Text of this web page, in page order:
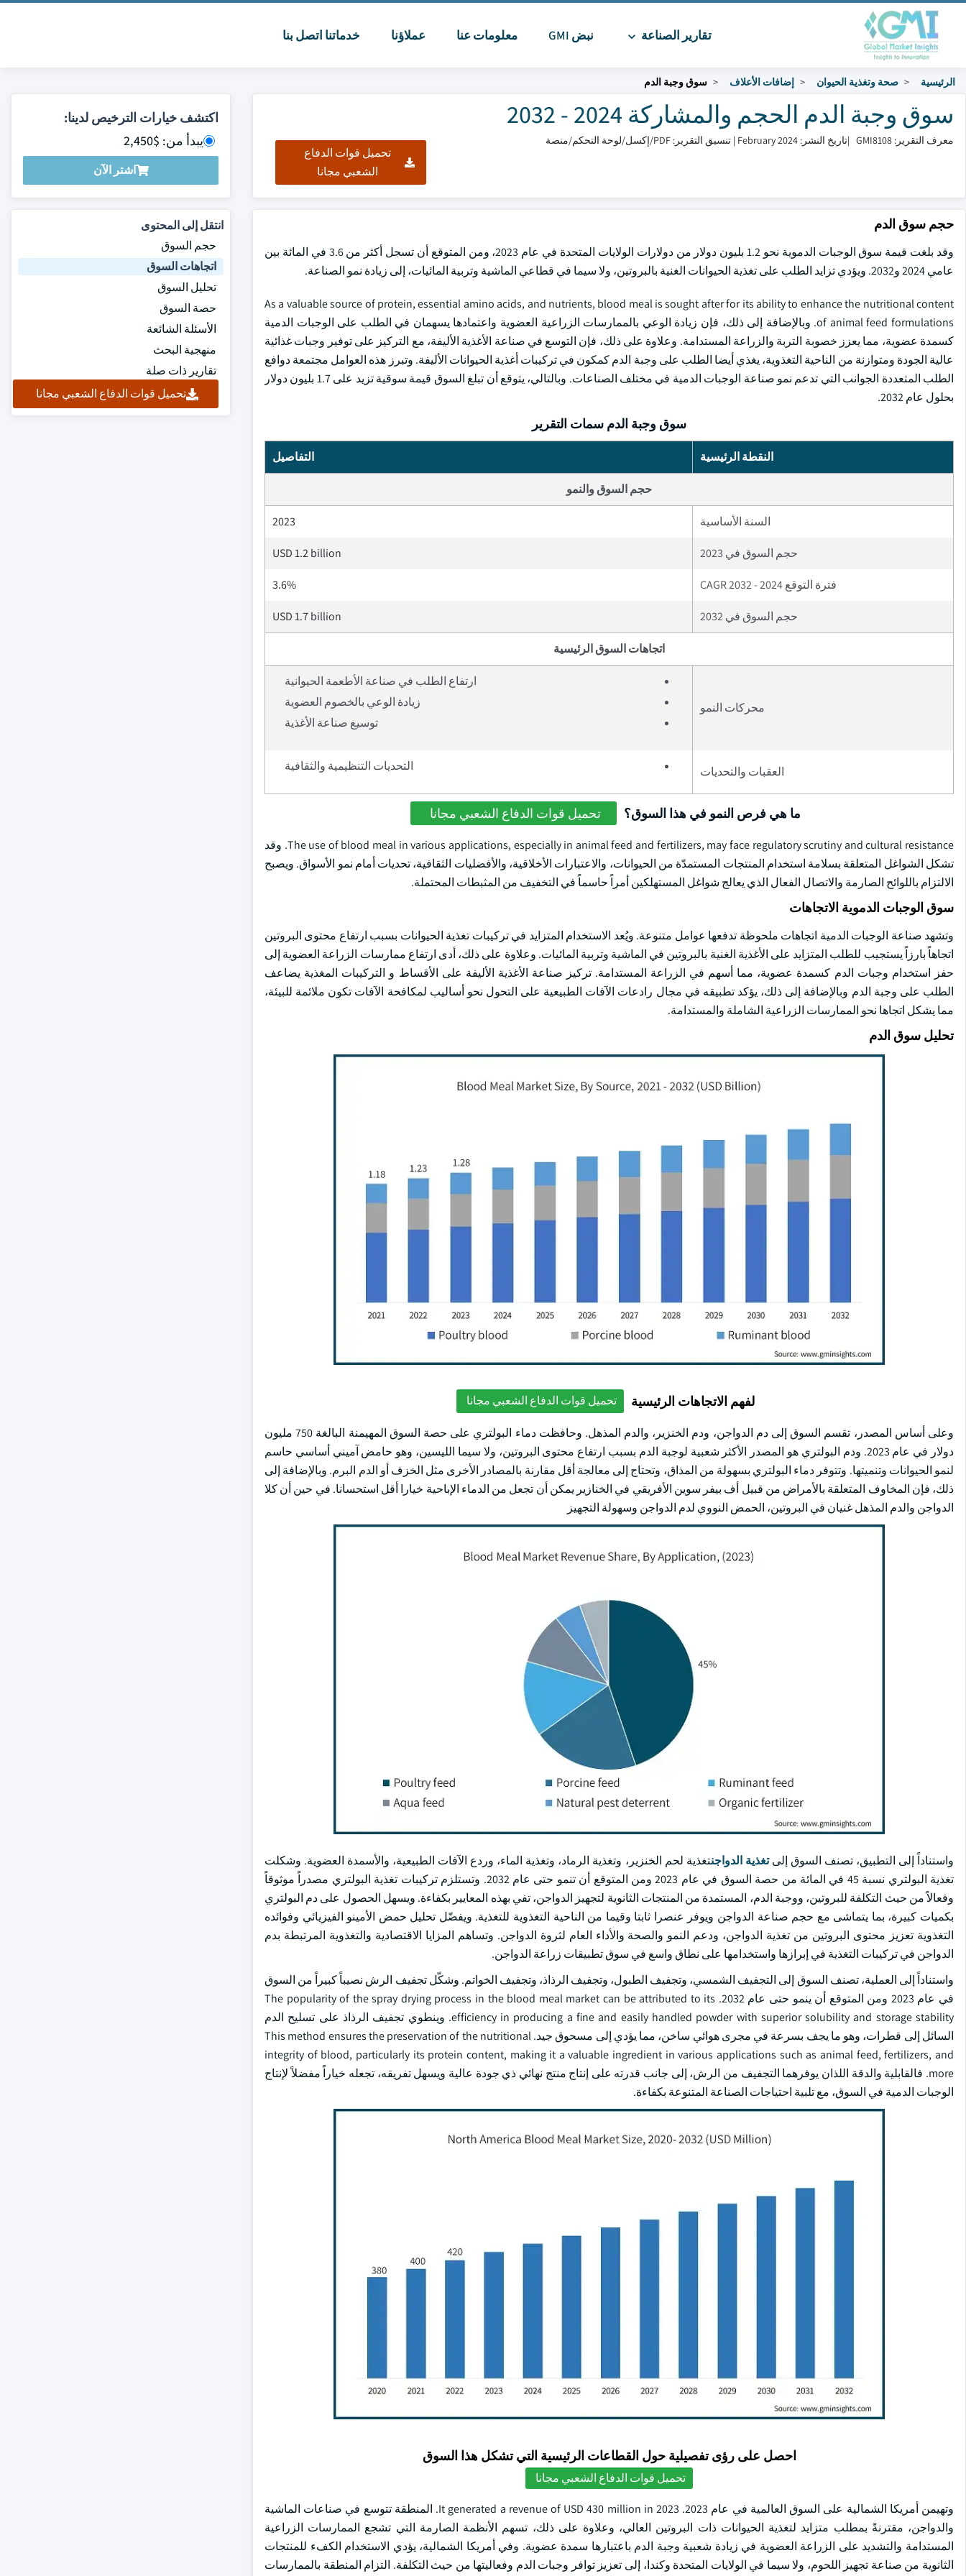
تقارير الصناعة نبض GMI معلومات عنا عملاؤنا خدماتنا اتصل بنا
الرئيسية صحة وتغذية الحيوان إضافات الأعلاف سوق وجبة الدم
سوق وجبة الدم الحجم والمشاركة 2024 - 2032
معرف التقرير: GMI8108 |تاريخ النشر: February 2024 | تنسيق التقرير: PDF/إكسل/لوحة التحكم/منصة
تحميل قوات الدفاع
الشعبي مجانا
اكتشف خيارات الترخيص لدينا:
يبدأ من: $2,450
اشتر الآن
حجم سوق الدم
وقد بلغت قيمة سوق الوجبات الدموية نحو 1.2 بليون دولار من دولارات الولايات المتحدة في عام 2023، ومن المتوقع أن تسجل أكثر من 3.6 في المائة بين
عامي 2024 و2032. ويؤدي تزايد الطلب على تغذية الحيوانات الغنية بالبروتين، ولا سيما في قطاعي الماشية وتربية المائيات، إلى زيادة نمو الصناعة.
As a valuable source of protein, essential amino acids, and nutrients, blood meal is sought after for its ability to enhance the nutritional content
of animal feed formulations. وبالإضافة إلى ذلك، فإن زيادة الوعي بالممارسات الزراعية العضوية واعتمادها يسهمان في الطلب على الوجبات الدمية
كسمدة عضوية، مما يعزز خصوبة التربة والزراعة المستدامة. وعلاوة على ذلك، فإن التوسع في صناعة الأغذية الأليفة، مع التركيز على توفير وجبات غذائية
عالية الجودة ومتوازنة من الناحية التغذوية، يغذي أيضا الطلب على وجبة الدم كمكون في تركيبات أغذية الحيوانات الأليفة. وتبرز هذه العوامل مجتمعة دوافع
الطلب المتعددة الجوانب التي تدعم نمو صناعة الوجبات الدمية في مختلف الصناعات. وبالتالي، يتوقع أن تبلغ السوق قيمة سوقية تزيد على 1.7 بليون دولار
بحلول عام 2032.
سوق وجبة الدم سمات التقرير
النقطة الرئيسية التفاصيل
حجم السوق والنمو
السنة الأساسية 2023
حجم السوق في 2023 USD 1.2 billion
فترة التوقع 2024 - 2032 CAGR 3.6%
حجم السوق في 2032 USD 1.7 billion
اتجاهات السوق الرئيسية
محركات النمو
ارتفاع الطلب في صناعة الأطعمة الحيوانية
زيادة الوعي بالخصوم العضوية
توسيع صناعة الأغذية
العقبات والتحديات التحديات التنظيمية والثقافية
ما هي فرص النمو في هذا السوق؟ تحميل قوات الدفاع الشعبي مجانا
The use of blood meal in various applications, especially in animal feed and fertilizers, may face regulatory scrutiny and cultural resistance. وقد
تشكل الشواغل المتعلقة بسلامة استخدام المنتجات المستمدّة من الحيوانات، والاعتبارات الأخلاقية، والأفضليات الثقافية، تحديات أمام نمو الأسواق. ويصبح
الالتزام باللوائح الصارمة والاتصال الفعال الذي يعالج شواغل المستهلكين أمراً حاسماً في التخفيف من المثبطات المحتملة.
سوق الوجبات الدموية الاتجاهات
وتشهد صناعة الوجبات الدمية اتجاهات ملحوظة تدفعها عوامل متنوعة. ويُعد الاستخدام المتزايد في تركيبات تغذية الحيوانات بسبب ارتفاع محتوى البروتين
اتجاهاً بارزاً يستجيب للطلب المتزايد على الأغذية الغنية بالبروتين في الماشية وتربية المائيات. وعلاوة على ذلك، أدى ارتفاع ممارسات الزراعة العضوية إلى
حفز استخدام وجبات الدم كسمدة عضوية، مما أسهم في الزراعة المستدامة. تركيز صناعة الأغذية الأليفة على الأقساط و التركيبات المغذية يضاعف
الطلب على وجبة الدم وبالإضافة إلى ذلك، يؤكد تطبيقه في مجال رادعات الآفات الطبيعية على التحول نحو أساليب لمكافحة الآفات تكون ملائمة للبيئة،
مما يشكل اتجاها نحو الممارسات الزراعية الشاملة والمستدامة.
تحليل سوق الدم
لفهم الاتجاهات الرئيسية تحميل قوات الدفاع الشعبي مجانا
وعلى أساس المصدر، تقسم السوق إلى دم الدواجن، ودم الخنزير، والدم المذهل. وحافظت دماء البولتري على حصة السوق المهيمنة البالغة 750 مليون
دولار في عام 2023. ودم البولتري هو المصدر الأكثر شعبية لوجبة الدم بسبب ارتفاع محتوى البروتين، ولا سيما الليسين، وهو حامض آميني أساسي حاسم
لنمو الحيوانات وتنميتها. وتتوفر دماء البولتري بسهولة من المذاق، وتحتاج إلى معالجة أقل مقارنة بالمصادر الأخرى مثل الخزف أو الدم البرم. وبالإضافة إلى
ذلك، فإن المخاوف المتعلقة بالأمراض من قبيل أف بيفر سوين الأفريقي في الخنازير يمكن أن تجعل من الدماء الإباحية خيارا أقل استحسانا. في حين أن كلا
الدواجن والدم المذهل غنيان في البروتين، الحمض النووي لدم الدواجن وسهولة التجهيز
واستناداً إلى التطبيق، تصنف السوق إلىتغذية الدواجنتغذية لحم الخنزير، وتغذية الرماد، وتغذية الماء، وردع الآفات الطبيعية، والأسمدة العضوية. وشكلت
تغذية البولتري نسبة 45 في المائة من حصة السوق في عام 2023 ومن المتوقع أن تنمو حتى عام 2032. وتستلزم تركيبات تغذية البولتري مصدراً موثوقاً
وفعالاً من حيث التكلفة للبروتين، ووجبة الدم، المستمدة من المنتجات الثانوية لتجهيز الدواجن، تفي بهذه المعايير بكفاءة. ويسهل الحصول على دم البولتري
بكميات كبيرة، بما يتماشى مع حجم صناعة الدواجن ويوفر عنصرا ثابتا وقيما من الناحية التغذوية للتغذية. ويفضّل تحليل حمض الأمينو الفيزيائي وفوائده
التغذوية تعزيز محتوى البروتين من تغذية الدواجن، ودعم النمو والصحة والأداء العام لثروة الدواجن. وتساهم المزايا الاقتصادية والتغذوية المرتبطة بدم
الدواجن في تركيبات التغذية في إبرازها واستخدامها على نطاق واسع في سوق تطبيقات زراعة الدواجن.
واستناداً إلى العملية، تصنف السوق إلى التجفيف الشمسي، وتجفيف الطبول، وتجفيف الرذاذ، وتجفيف الخواتم. وشكّل تجفيف الرش نصيباً كبيراً من السوق
في عام 2023 ومن المتوقع أن ينمو حتى عام 2032. The popularity of the spray drying process in the blood meal market can be attributed to its
efficiency in producing a fine and easily handled powder with superior solubility and storage stability. وينطوي تجفيف الرذاذ على تسليح الدم
السائل إلى قطرات، وهو ما يجف بسرعة في مجرى هوائي ساخن، مما يؤدي إلى مسحوق جيد. This method ensures the preservation of the nutritional
integrity of blood, particularly its protein content, making it a valuable ingredient in various applications such as animal feed, fertilizers, and
more. فالقابلية والدقة اللذان يوفرهما التجفيف من الرش، إلى جانب قدرته على إنتاج منتج نهائي ذي جودة عالية ويسهل تفريقه، تجعله خياراً مفضلاً لإنتاج
الوجبات الدمية في السوق، مع تلبية احتياجات الصناعة المتنوعة بكفاءة.
احصل على رؤى تفصيلية حول القطاعات الرئيسية التي تشكل هذا السوق
تحميل قوات الدفاع الشعبي مجانا
وتهيمن أمريكا الشمالية على السوق العالمية في عام 2023. It generated a revenue of USD 430 million in 2023. المنطقة تتوسع في صناعات الماشية
والدواجن، مقترنةً بمطلب متزايد لتغذية الحيوانات ذات البروتين العالي، وعلاوة على ذلك، تسهم الأنظمة الصارمة التي تشجع الممارسات الزراعية
المستدامة والتشديد على الزراعة العضوية في زيادة شعبية وجبة الدم باعتبارها سمدة عضوية. وفي أمريكا الشمالية، يؤدي الاستخدام الكفء للمنتجات
الثانوية من صناعة تجهيز اللحوم، ولا سيما في الولايات المتحدة وكندا، إلى تعزيز توافر وجبات الدم وفعاليتها من حيث التكلفة. التزام المنطقة بالممارسات
انتقل إلى المحتوى
حجم السوق
اتجاهات السوق
تحليل السوق
حصة السوق
الأسئلة الشائعة
منهجية البحث
تقارير ذات صلة
تحميل قوات الدفاع الشعبي مجانا